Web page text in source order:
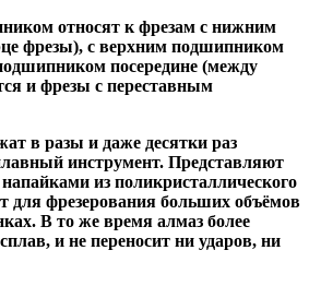
относят к фрезам с нижним
фрезы), с верхним подшипником
посередине (между
и фрезы с переставным
в разы и даже десятки раз
инструмент. Представляют
напайками из поликристаллического
для фрезерования больших объёмов
В то же время алмаз более
и не переносит ни ударов, ни